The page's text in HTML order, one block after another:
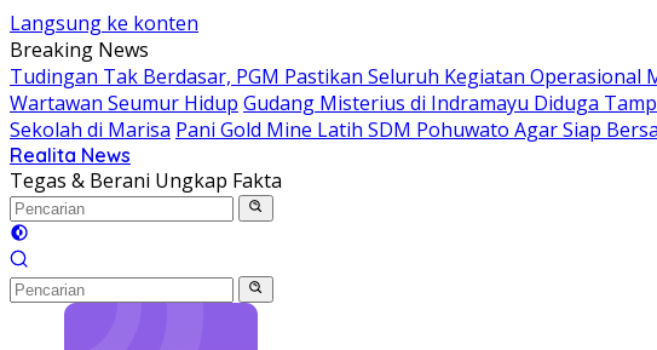
Langsung ke konten
Breaking News
Tudingan Tak Berdasar, PGM Pastikan Seluruh Kegiatan Operasional
Wartawan Seumur Hidup Gudang Misterius di Indramayu Diduga
Sekolah di Marisa Pani Gold Mine Latih SDM Pohuwato Agar Siap
Realita News
Tegas & Berani Ungkap Fakta